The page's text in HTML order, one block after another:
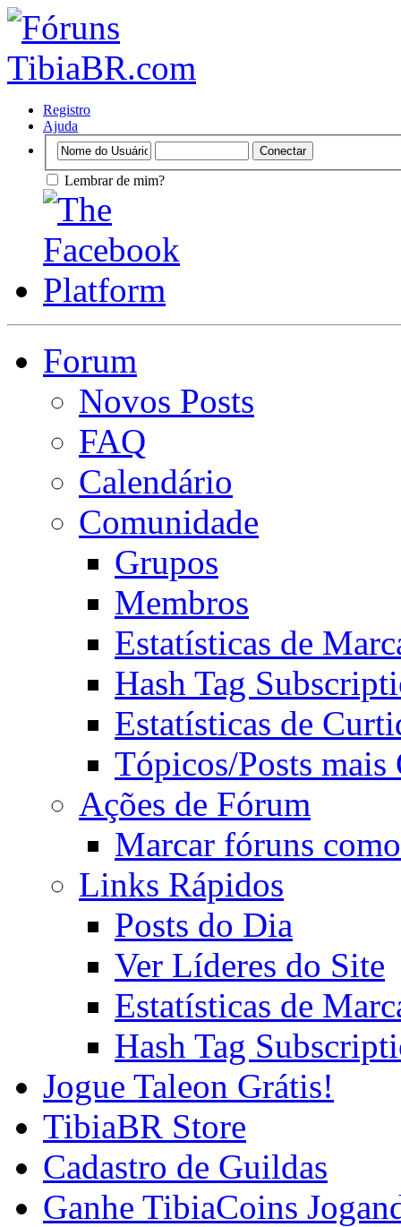
Registro
Ajuda
Lembrar de mim?
Forum
Novos Posts
FAQ
Calendário
Comunidade
Grupos
Membros
Estatísticas de
Hash Tag
Estatísticas de
Tópicos/Posts mais
Ações de Fórum
Marcar fóruns
Links Rápidos
Posts do Dia
Ver Líderes do Site
Estatísticas de
Hash Tag
Jogue Taleon Grátis!
TibiaBR Store
Cadastro de Guildas
Ganhe TibiaCoins